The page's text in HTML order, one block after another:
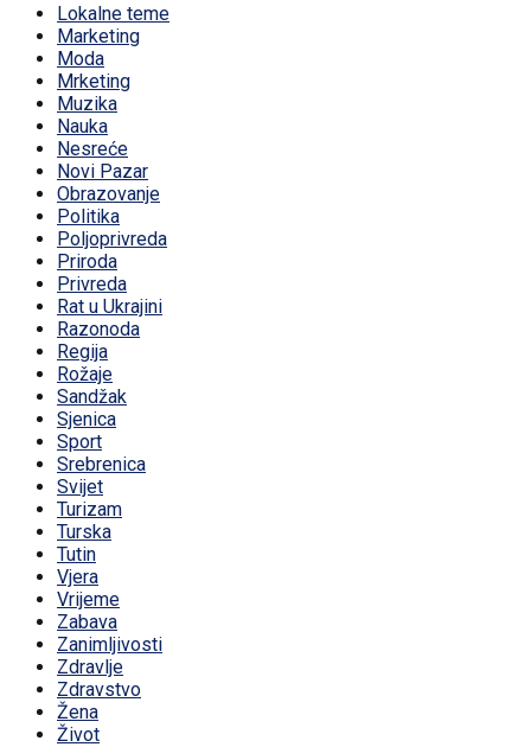
Lokalne teme
Marketing
Moda
Mrketing
Muzika
Nauka
Nesreće
Novi Pazar
Obrazovanje
Politika
Poljoprivreda
Priroda
Privreda
Rat u Ukrajini
Razonoda
Regija
Rožaje
Sandžak
Sjenica
Sport
Srebrenica
Svijet
Turizam
Turska
Tutin
Vjera
Vrijeme
Zabava
Zanimljivosti
Zdravlje
Zdravstvo
Žena
Život